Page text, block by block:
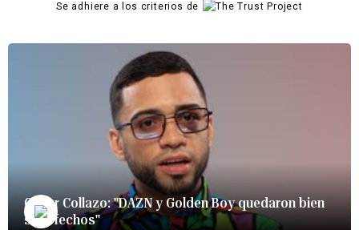
Se adhiere a los criterios de
Oscar Collazo: "DAZN y Golden Boy quedaron bien
satisfechos"